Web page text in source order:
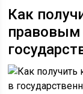
Как
правовым